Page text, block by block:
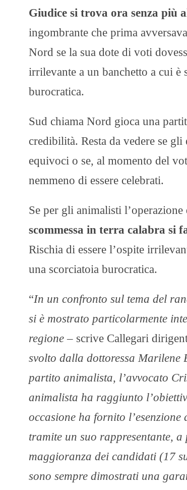
Giudice si trova ora senza più
ingombrante che prima
Nord se la sua dote di voti
irrilevante a un banchetto a cui
burocratica.
Sud chiama Nord gioca una
credibilità. Resta da vedere se
equivoci o se, al momento del
nemmeno di essere celebrati.
Se per gli animalisti
scommessa in terra calabra si
Rischia di essere l’ospite
una scorciatoia burocratica.
“In un confronto sul tema del
si è mostrato particolarmente
regione– scrive Callegari
svolto dalla dottoressa Marilene
partito animalista, l’avvocato
animalista ha raggiunto
occasione ha fornito
tramite un suo rappresentante,
maggioranza dei candidati (17
sono sempre dimostrati una